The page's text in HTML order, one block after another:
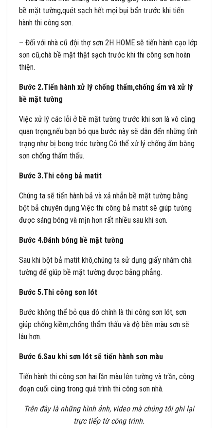
bề mặt tường,quét sạch hết mọi bụi bẩn trước khi tiến
hành thi công sơn.
– Đối với nhà cũ đội thợ sơn 2H HOME sẽ tiến hành cạo lớp
sơn cũ,chà bề mặt thật sạch trước khi thi công sơn hoàn
thiện.
Bước 2.Tiến hành xử lý chống thấm,chống ẩm và xử lý
bề mặt tường
Việc xử lý các lỗi ở bề mặt tường trước khi sơn là vô cùng
quan trọng,nếu bạn bỏ qua bước này sẽ dẫn đến những tình
trạng như bị bong tróc tường.Có thể xử lý chống ẩm bằng
sơn chống thẩm thấu.
Bước 3.Thi công bả matit
Chúng ta sẽ tiến hành bả và xả nhẵn bề mặt tường bằng
bột bả chuyên dụng.Việc thi công bả matit sẽ giúp tường
được sáng bóng và mịn hơn rất nhiều sau khi sơn.
Bước 4.Đánh bóng bề mặt tường
Sau khi bột bả matit khô,chúng ta sử dụng giấy nhám chà
tường để giúp bề mặt tường được bằng phẳng.
Bước 5.Thi công sơn lót
Bước không thể bỏ qua đó chính là thi công sơn lót, sơn
giúp chống kiềm,chống thẩm thấu và độ bền màu sơn sẽ
lâu hơn.
Bước 6.Sau khi sơn lót sẽ tiến hành sơn màu
Tiến hành thi công sơn hai lần màu lên tường và trần, công
đoạn cuối cùng trong quá trình thi công sơn nhà.
Trên đây là những hình ảnh, video mà chúng tôi ghi lại
trực tiếp từ công trình.